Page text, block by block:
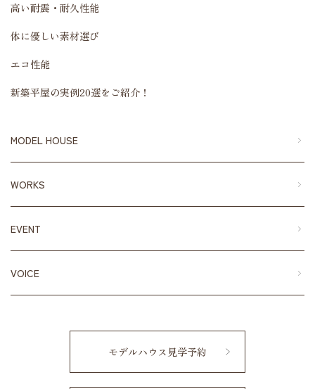
高い耐震・耐久性能
体に優しい素材選び
エコ性能
新築平屋の実例20選をご紹介！
MODEL HOUSE
WORKS
EVENT
VOICE
モデルハウス見学予約